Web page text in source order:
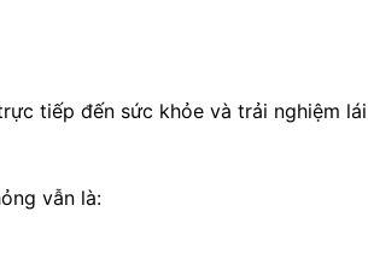
tiếp đến sức khỏe và trải nghiệm
vẫn là: